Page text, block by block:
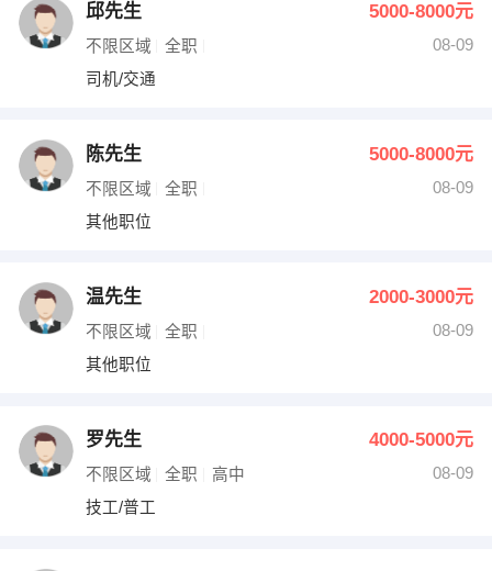
邱先生 5000-8000元
不限区域 全职
08-09
司机/交通
陈先生 5000-8000元
不限区域 全职
08-09
其他职位
温先生 2000-3000元
不限区域 全职
08-09
其他职位
罗先生 4000-5000元
不限区域 全职 高中
08-09
技工/普工